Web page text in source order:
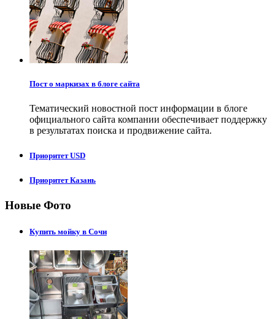
Пост о маркизах в блоге сайта
Тематический новостной пост информации в блоге
официального сайта компании обеспечивает поддержку
в результатах поиска и продвижение сайта.
Приоритет USD
Приоритет Казань
Новые Фото
Купить мойку в Сочи